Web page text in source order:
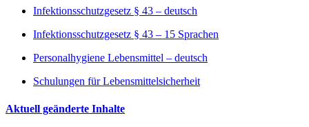
Infektionsschutzgesetz § 43 – deutsch
Infektionsschutzgesetz § 43 – 15 Sprachen
Personalhygiene Lebensmittel – deutsch
Schulungen für Lebensmittelsicherheit
Aktuell geänderte Inhalte